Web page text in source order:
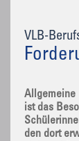
VLB-
Allgemeine
ist das
den dort